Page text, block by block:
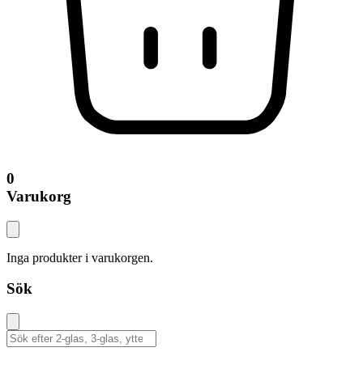
0
Varukorg
Inga produkter i varukorgen.
Sök